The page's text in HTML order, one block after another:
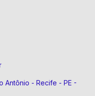
Antônio - Recife - PE -